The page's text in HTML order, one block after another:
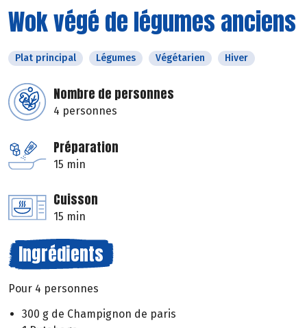
Wok végé de légumes anciens
Plat principal Légumes Végétarien Hiver
Nombre de personnes
4 personnes
Préparation
15 min
Cuisson
15 min
Ingrédients
Pour 4 personnes
300 g de Champignon de paris